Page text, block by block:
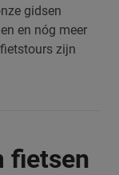
gidsen
en nóg meer
zijn
fietsen